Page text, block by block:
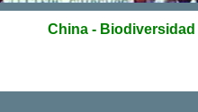
China - Biodiversidad